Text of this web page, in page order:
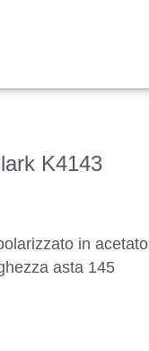
K4143
in acetato
asta 145